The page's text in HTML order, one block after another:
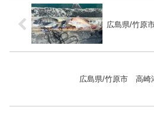
広島県/竹原
広島県/竹原市 高崎